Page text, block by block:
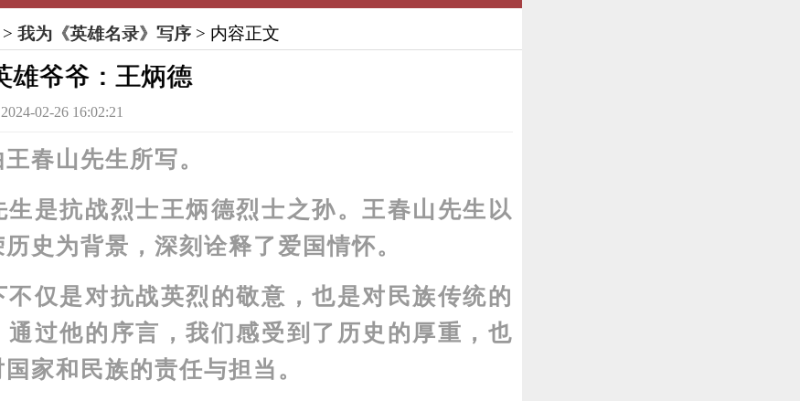
我为《英雄名录》写序> 内容正文
雄爷爷：王炳德
02-26 16:02:21
山先生所写。
抗战烈士王炳德烈士之孙。王春山先生以
史为背景，深刻诠释了爱国情怀。
是对抗战英烈的敬意，也是对民族传统的
通过他的序言，我们感受到了历史的厚重，也
家和民族的责任与担当。